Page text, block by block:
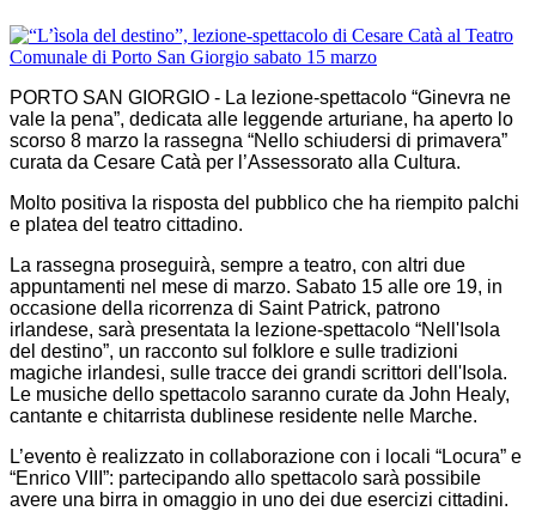
PORTO SAN GIORGIO - La lezione-spettacolo “Ginevra ne
vale la pena”, dedicata alle leggende arturiane, ha aperto lo
scorso 8 marzo la rassegna “Nello schiudersi di primavera”
curata da Cesare Catà per l’Assessorato alla Cultura.
Molto positiva la risposta del pubblico che ha riempito palchi
e platea del teatro cittadino.
La rassegna proseguirà, sempre a teatro, con altri due
appuntamenti nel mese di marzo. Sabato 15 alle ore 19, in
occasione della ricorrenza di Saint Patrick, patrono
irlandese, sarà presentata la lezione-spettacolo “Nell'Isola
del destino”, un racconto sul folklore e sulle tradizioni
magiche irlandesi, sulle tracce dei grandi scrittori dell'Isola.
Le musiche dello spettacolo saranno curate da John Healy,
cantante e chitarrista dublinese residente nelle Marche.
L’evento è realizzato in collaborazione con i locali “Locura” e
“Enrico VIII”: partecipando allo spettacolo sarà possibile
avere una birra in omaggio in uno dei due esercizi cittadini.